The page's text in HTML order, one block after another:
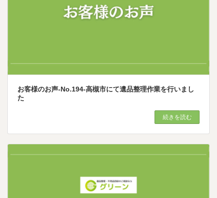
お客様のお声-No.194-高槻市にて遺品整理作業を行いまし
た
続きを読む